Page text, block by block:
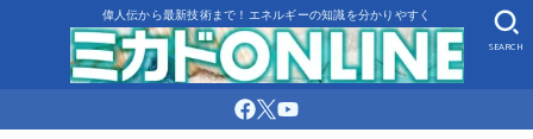
偉人伝から最新技術まで！エネルギーの知識を分かりやすく
SEARCH